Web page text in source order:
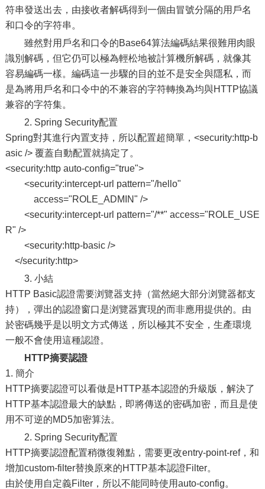
符串發送出去，由接收者解碼得到一個由冒號分隔的用戶名
和口令的字符串。
雖然對用戶名和口令的Base64算法編碼結果很難用肉眼
識別解碼，但它仍可以極為輕松地被計算機所解碼，就像其
容易編碼一樣。編碼這一步驟的目的並不是安全與隱私，而
是為將用戶名和口令中的不兼容的字符轉換為均與HTTP協議
兼容的字符集。
2. Spring Security配置
Spring對其進行內置支持，所以配置超簡單，<security:http-b
asic /> 覆蓋自動配置就搞定了。
<security:http auto-config="true">
<security:intercept-url pattern="/hello"
access="ROLE_ADMIN" />
<security:intercept-url pattern="/**" access="ROLE_USE
R" />
<security:http-basic />
</security:http>
3. 小結
HTTP Basic認證需要浏覽器支持（當然絕大部分浏覽器都支
持），彈出的認證窗口是浏覽器實現的而非應用提供的。由
於密碼幾乎是以明文方式傳送，所以極其不安全，生產環境
一般不會使用這種認證。
HTTP摘要認證
1. 簡介
HTTP摘要認證可以看做是HTTP基本認證的升級版，解決了
HTTP基本認證最大的缺點，即將傳送的密碼加密，而且是使
用不可逆的MD5加密算法。
2. Spring Security配置
HTTP摘要認證配置稍微復雜點，需要更改entry-point-ref，和
增加custom-filter替換原來的HTTP基本認證Filter。
由於使用自定義Filter，所以不能同時使用auto-config。